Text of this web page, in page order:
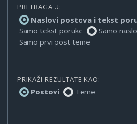
PRETRAGA U:
Naslovi postova i tekst
Samo tekst poruke
Samo
Samo prvi post teme
PRIKAŽI REZULTATE KAO:
Postovi Teme